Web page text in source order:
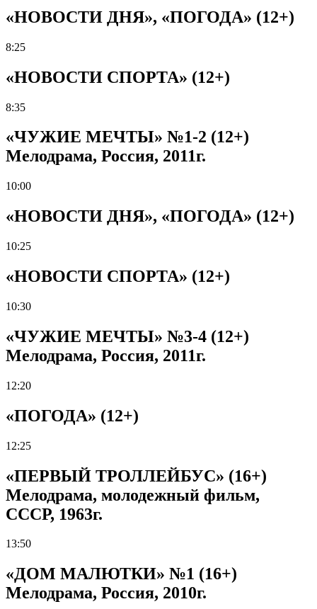
«НОВОСТИ ДНЯ», «ПОГОДА» (12+)
8:25
«НОВОСТИ СПОРТА» (12+)
8:35
«ЧУЖИЕ МЕЧТЫ» №1-2 (12+)
Мелодрама, Россия, 2011г.
10:00
«НОВОСТИ ДНЯ», «ПОГОДА» (12+)
10:25
«НОВОСТИ СПОРТА» (12+)
10:30
«ЧУЖИЕ МЕЧТЫ» №3-4 (12+)
Мелодрама, Россия, 2011г.
12:20
«ПОГОДА» (12+)
12:25
«ПЕРВЫЙ ТРОЛЛЕЙБУС» (16+)
Мелодрама, молодежный фильм,
СССР, 1963г.
13:50
«ДОМ МАЛЮТКИ» №1 (16+)
Мелодрама, Россия, 2010г.